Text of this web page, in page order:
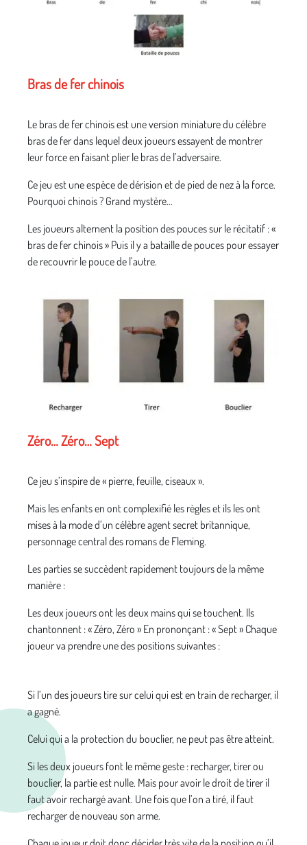
Bras de fer chinois
Le bras de fer chinois est une version miniature du célèbre
bras de fer dans lequel deux joueurs essayent de montrer
leur force en faisant plier le bras de l’adversaire.
Ce jeu est une espèce de dérision et de pied de nez à la force.
Pourquoi chinois ? Grand mystère…
Les joueurs alternent la position des pouces sur le récitatif : «
bras de fer chinois » Puis il y a bataille de pouces pour essayer
de recouvrir le pouce de l’autre.
Zéro… Zéro… Sept
Ce jeu s’inspire de « pierre, feuille, ciseaux ».
Mais les enfants en ont complexifié les règles et ils les ont
mises à la mode d’un célèbre agent secret britannique,
personnage central des romans de Fleming.
Les parties se succèdent rapidement toujours de la même
manière :
Les deux joueurs ont les deux mains qui se touchent. Ils
chantonnent : « Zéro, Zéro » En prononçant : « Sept » Chaque
joueur va prendre une des positions suivantes :
Si l’un des joueurs tire sur celui qui est en train de recharger, il
a gagné.
Celui qui a la protection du bouclier, ne peut pas être atteint.
Si les deux joueurs font le même geste : recharger, tirer ou
bouclier, la partie est nulle. Mais pour avoir le droit de tirer il
faut avoir rechargé avant. Une fois que l’on a tiré, il faut
recharger de nouveau son arme.